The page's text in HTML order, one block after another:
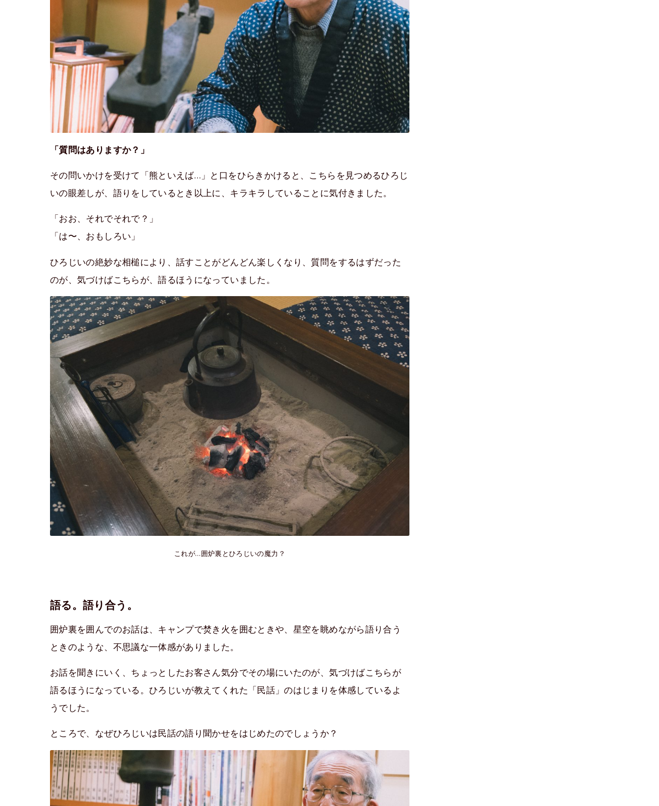
「質問はありますか？」
その問いかけを受けて「熊といえば…」と口をひらきかけると、こちらを見つめるひろじ
いの眼差しが、語りをしているとき以上に、キラキラしていることに気付きました。
「おお、それでそれで？」
「は〜、おもしろい」
ひろじいの絶妙な相槌により、話すことがどんどん楽しくなり、質問をするはずだった
のが、気づけばこちらが、語るほうになっていました。
これが…囲炉裏とひろじいの魔力？
語る。語り合う。
囲炉裏を囲んでのお話は、キャンプで焚き火を囲むときや、星空を眺めながら語り合う
ときのような、不思議な一体感がありました。
お話を聞きにいく、ちょっとしたお客さん気分でその場にいたのが、気づけばこちらが
語るほうになっている。ひろじいが教えてくれた「民話」のはじまりを体感しているよ
うでした。
ところで、なぜひろじいは民話の語り聞かせをはじめたのでしょうか？